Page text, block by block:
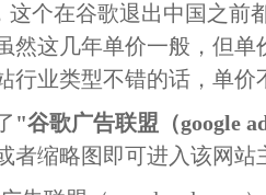
这个在谷歌退出中国之前
然这几年单价一般，但
行业类型不错的话，单价
"谷歌广告联盟（google
者缩略图即可进入该网站